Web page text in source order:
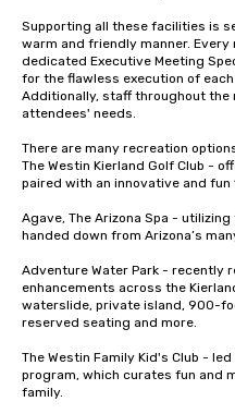
groups from as few as 1 to as
as 500 guests, making us an
choice for any corporate
Stress-Free Booking Process
enjoy the company of your
more easily. You’ll take
knowing that everything is
of from the moment the tour
booked to the minute it
Since the menu is already set,
have nothing to worry about.
remember to submit ahead
date any dietary restrictions
allergies for anyone in your
Feel Like a VIP at Each Stop
Smacking Foodie Tours, you
Supporting all these facilities is
warm and friendly manner.
dedicated Executive Meeting
for the flawless execution of
Additionally, staff throughout the
attendees' needs.
There are many recreation
The Westin Kierland Golf Club -
paired with an innovative and
Agave, The Arizona Spa -
handed down from Arizona’s
Adventure Water Park - recently
enhancements across the
waterslide, private island, 900-
reserved seating and more.
The Westin Family Kid's Club -
program, which curates fun and
family.